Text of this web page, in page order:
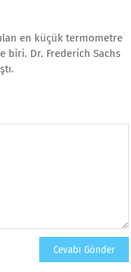
en küçük termometre
biri. Dr. Frederich Sachs